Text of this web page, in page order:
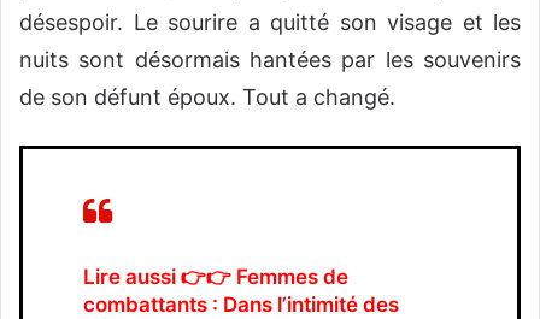
désespoir. Le sourire a quitté son visage et les
nuits sont désormais hantées par les souvenirs
de son défunt époux. Tout a changé.
Lire aussi 👉👉 Femmes de
combattants : Dans l’intimité des